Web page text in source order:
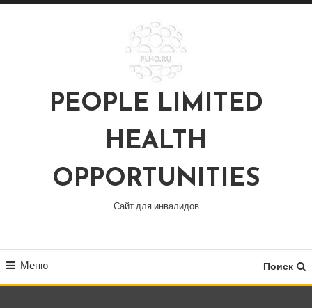
Перейти
PEOPLE LIMITED
HEALTH
OPPORTUNITIES
Сайт для инвалидов
Меню Поиск